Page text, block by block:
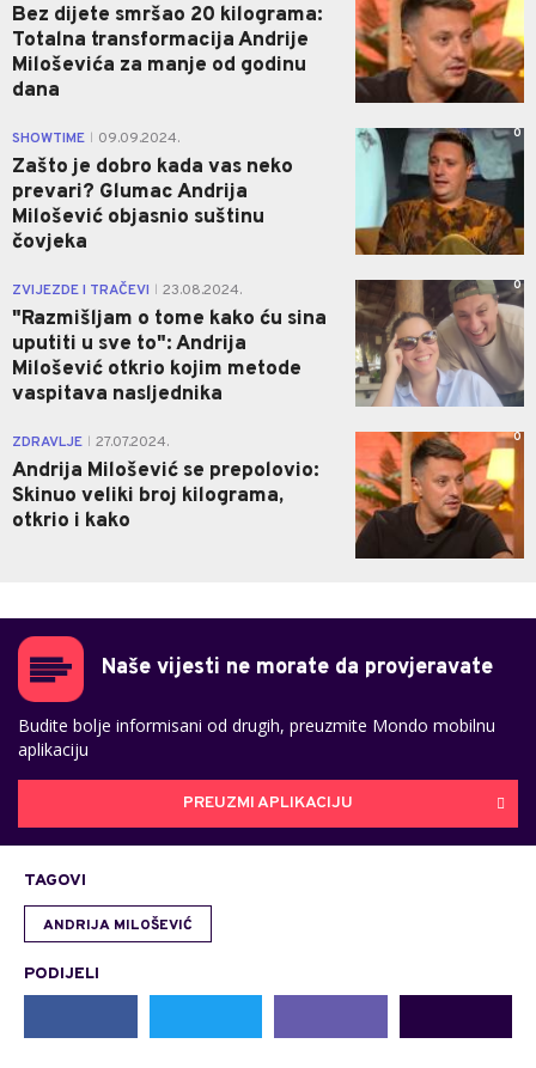
Bez dijete smršao 20 kilograma:
Totalna transformacija Andrije
Miloševića za manje od godinu
dana
SHOWTIME 09.09.2024.
Zašto je dobro kada vas neko
prevari? Glumac Andrija
Milošević objasnio suštinu
čovjeka
0
ZVIJEZDE I TRAČEVI 23.08.2024.
"Razmišljam o tome kako ću sina
uputiti u sve to": Andrija
Milošević otkrio kojim metode
vaspitava nasljednika
0
ZDRAVLJE 27.07.2024.
Andrija Milošević se prepolovio:
Skinuo veliki broj kilograma,
otkrio i kako
0
Naše vijesti ne morate da provjeravate
Budite bolje informisani od drugih, preuzmite Mondo mobilnu
aplikaciju
PREUZMI APLIKACIJU
TAGOVI
ANDRIJA MILOŠEVIĆ
PODIJELI